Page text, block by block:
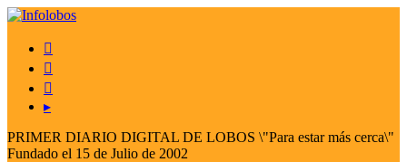



▸
PRIMER DIARIO DIGITAL DE LOBOS \"Para estar más cerca\"
Fundado el 15 de Julio de 2002